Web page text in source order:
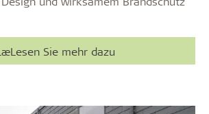
Sie mehr dazu